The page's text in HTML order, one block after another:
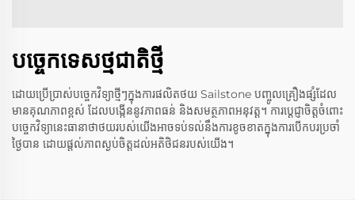
បច្ចេកទេសថ្មជាតិថ្មី
ដោយប្រើប្រាស់បច្ចេកវិទ្យាថ្មីៗក្នុងការផលិតថយ Sailstone បញ្ចូលគ្រឿងផ្សំដែល
មានគុណភាពខ្ពស់ ដែលបង្កើននូវភាពធន់ និងសមត្ថភាពអនុវត្ត។ ការប្តេជ្ញាចិត្តចំពោះ
បច្ចេកវិទ្យានេះធានាថាថយរបស់យើងអាចទប់ទល់នឹងការខូចខាតក្នុងការបើកបរប្រចាំ
ថ្ងៃបាន ដោយផ្តល់ភាពស្ងប់ចិត្តដល់អតិថិជនរបស់យើង។